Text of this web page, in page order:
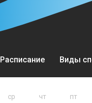
Расписание Виды
ср чт пт